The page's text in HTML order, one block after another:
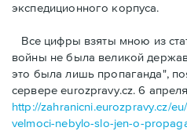
экспедиционного корпуса.
Bсе цифры взяты мною из
войны не была великой
это была лишь пропаганда",
сервере eurozpravy.cz. 6
http://zahranicni.eurozpravy.cz/
velmoci-nebylo-slo-jen-o-